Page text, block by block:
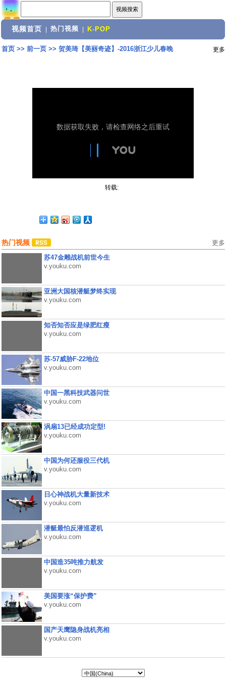
视频首页 热门视频 K-POP
首页>> 前一页>> 贺美琦【美丽奇迹】-2016浙江少儿春晚 更多
转载:
热门视频 更多
苏47金雕战机前世今生
v.youku.com
亚洲大国核潜艇梦终实现
v.youku.com
知否知否应是绿肥红瘦
v.youku.com
苏-57威胁F-22地位
v.youku.com
中国一黑科技武器问世
v.youku.com
涡扇13已经成功定型!
v.youku.com
中国为何还服役三代机
v.youku.com
日心神战机大量新技术
v.youku.com
潜艇最怕反潜巡逻机
v.youku.com
中国造35吨推力航发
v.youku.com
美国要涨“保护费”
v.youku.com
国产天鹰隐身战机亮相
v.youku.com